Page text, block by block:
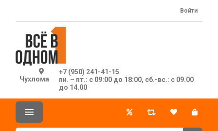
Чухлома
+7 (950) 241-41-15
пн. – пт.: с 09:00 до 18:00, сб.-вс.: с 09.00
до 14.00
Войти